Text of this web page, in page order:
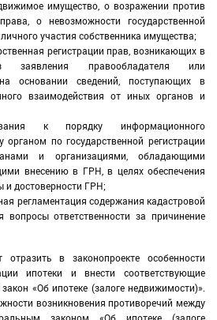
имущество, о возражении против
о невозможности государственной
участия собственника имущества;
регистрации прав, возникающих в
правообладателя или
на основании сведений, поступающих в
взаимодействия от иных органов и
к порядку информационного
по государственной регистрации
и организациями, обладающими
внесению в ГРН, в целях обеспечения
достоверности ГРН;
регламентация содержания кадастровой
вопросы ответственности за причинение
отразить в законопроекте особенности
ипотеки и внести соответствующие
«Об ипотеке (залоге недвижимости)».
возникновения противоречий между
законом «Об ипотеке (залоге